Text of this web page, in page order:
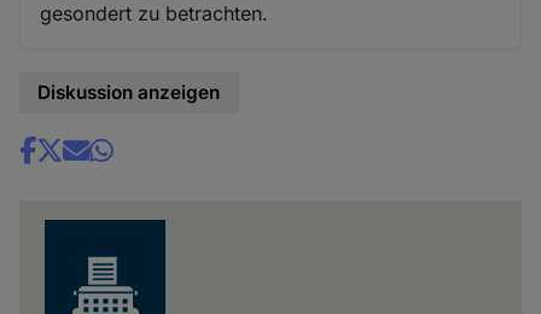
gesondert zu betrachten.
Diskussion anzeigen
Share